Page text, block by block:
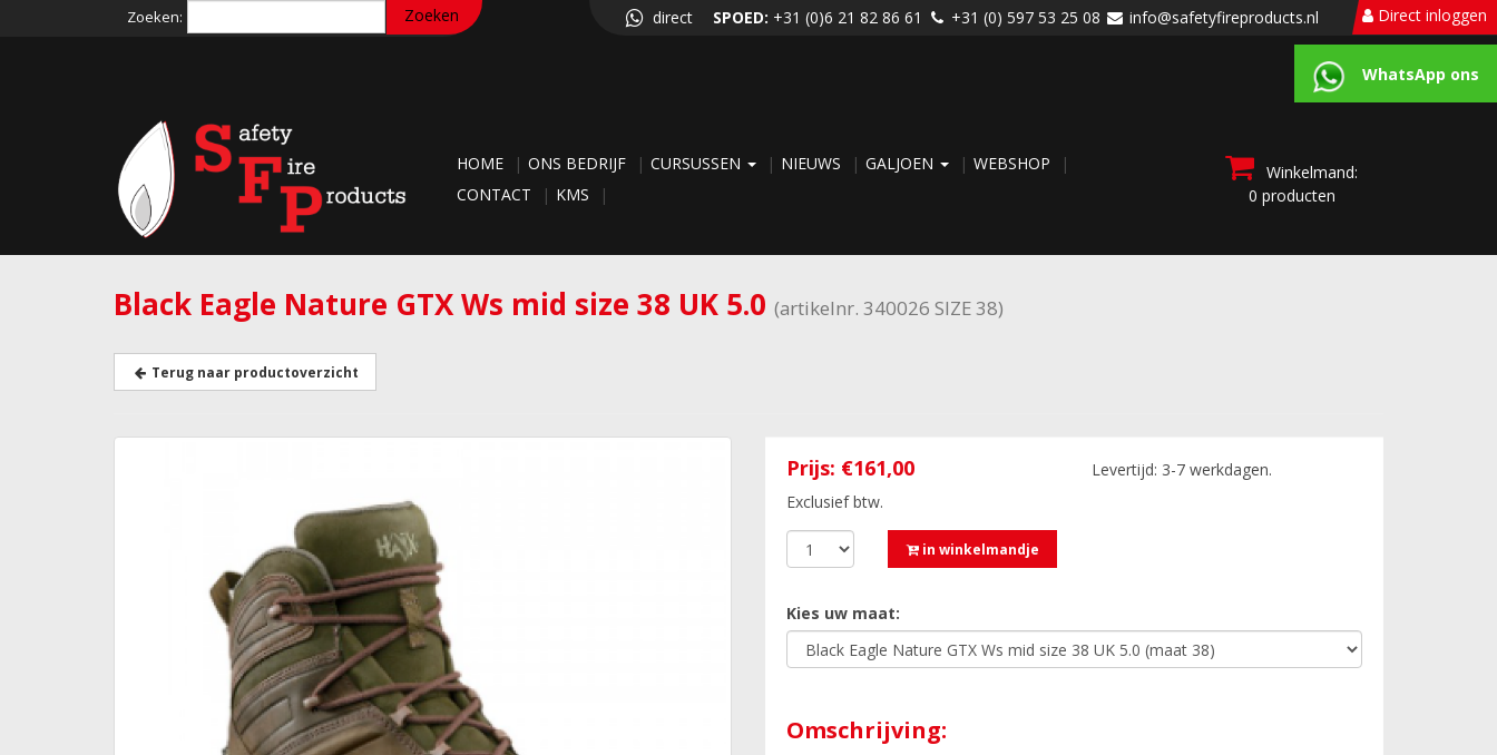
Zoeken: direct SPOED: +31 (0)6 21 82 86 61 +31 (0) 597 53 25 08 info@safetyfireproducts.nl Direct inloggen
WhatsApp ons
HOME ONS BEDRIJF CURSUSSEN NIEUWS GALJOEN
WEBSHOP
CONTACT
KMS
Winkelmand:
0 producten
Black Eagle Nature GTX Ws mid size 38 UK 5.0 (artikelnr. 340026 SIZE 38)
Terug naar productoverzicht
Prijs: €161,00
Exclusief btw.
in winkelmandje
Levertijd: 3-7 werkdagen.
Kies uw maat:
Omschrijving: